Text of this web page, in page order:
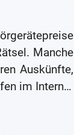
Manche
Auskünfte,
im Internet
Thema